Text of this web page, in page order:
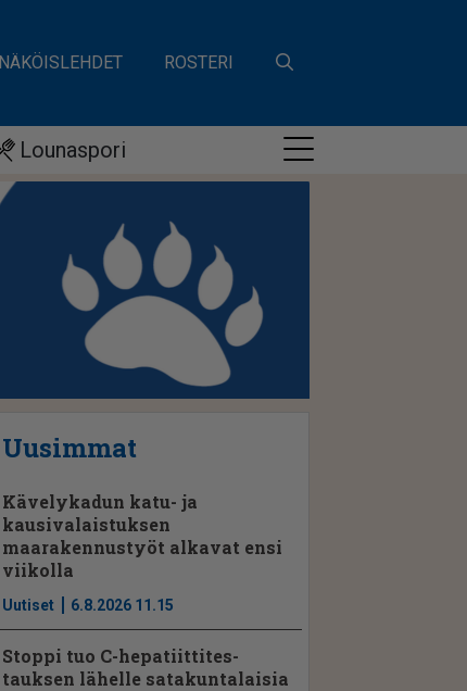
NÄKÖISLEHDET ROSTERI
Lounaspori
Uusimmat
Kävelykadun katu- ja
kausivalaistuksen
maarakennustyöt alkavat ensi
viikolla
Uutiset 6.8.2026 11.15
Stoppi tuo C-hepatiit­ti­tes­
tauksen lähelle satakuntalaisia